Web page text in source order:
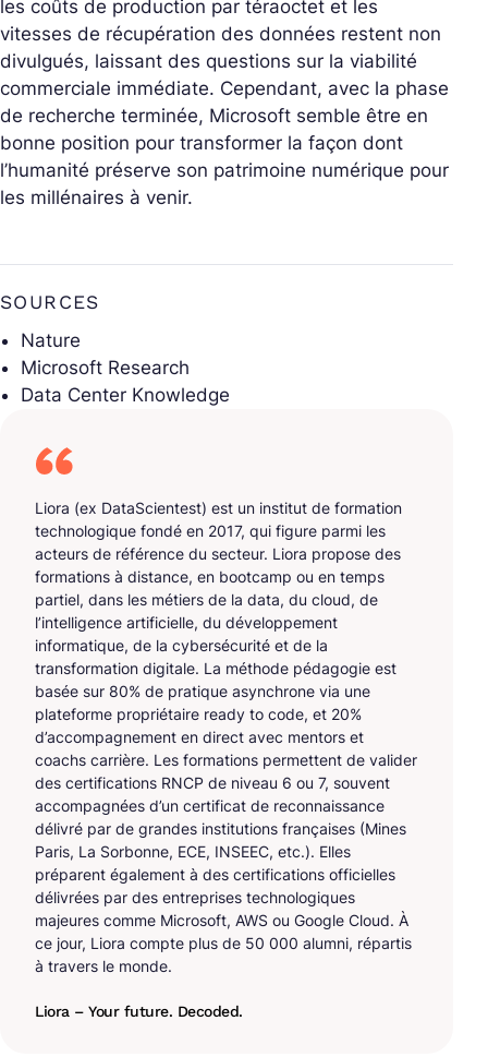
les coûts de production par téraoctet et les
vitesses de récupération des données restent non
divulgués, laissant des questions sur la viabilité
commerciale immédiate. Cependant, avec la phase
de recherche terminée, Microsoft semble être en
bonne position pour transformer la façon dont
l’humanité préserve son patrimoine numérique pour
les millénaires à venir.
SOURCES
Nature
Microsoft Research
Data Center Knowledge
Liora (ex DataScientest) est un institut de formation
technologique fondé en 2017, qui figure parmi les
acteurs de référence du secteur. Liora propose des
formations à distance, en bootcamp ou en temps
partiel, dans les métiers de la data, du cloud, de
l’intelligence artificielle, du développement
informatique, de la cybersécurité et de la
transformation digitale. La méthode pédagogie est
basée sur 80% de pratique asynchrone via une
plateforme propriétaire ready to code, et 20%
d’accompagnement en direct avec mentors et
coachs carrière. Les formations permettent de valider
des certifications RNCP de niveau 6 ou 7, souvent
accompagnées d’un certificat de reconnaissance
délivré par de grandes institutions françaises (Mines
Paris, La Sorbonne, ECE, INSEEC, etc.). Elles
préparent également à des certifications officielles
délivrées par des entreprises technologiques
majeures comme Microsoft, AWS ou Google Cloud. À
ce jour, Liora compte plus de 50 000 alumni, répartis
à travers le monde.
Liora – Your future. Decoded.